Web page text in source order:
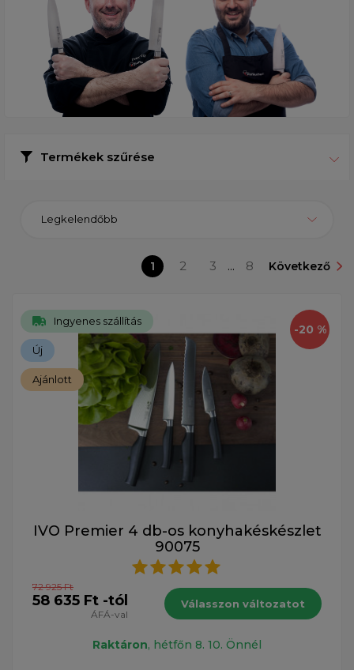
Termékek szűrése
Legkelendőbb
1 2 3 ... 8 Következő
-20 %
Ingyenes szállítás
Új
Ajánlott
IVO Premier 4 db-os konyhakéskészlet
90075
72 925 Ft
58 635 Ft -tól
ÁFÁ-val
Válasszon változatot
Raktáron, hétfőn 8. 10. Önnél